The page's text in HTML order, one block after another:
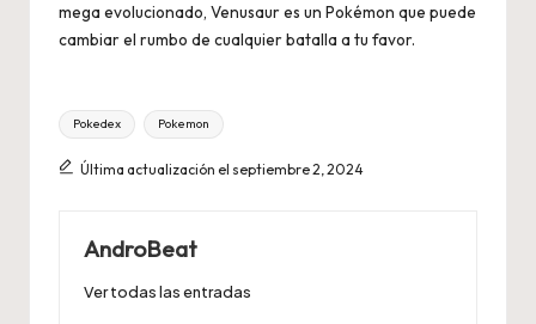
mega evolucionado, Venusaur es un Pokémon que puede
cambiar el rumbo de cualquier batalla a tu favor.
Etiquetas:
Pokedex Pokemon
Última actualización el septiembre 2, 2024
AndroBeat
Ver todas las entradas